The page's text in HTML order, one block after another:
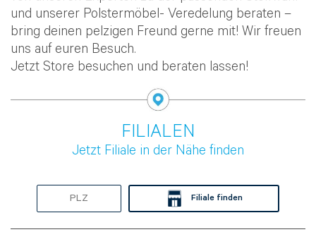
und unserer Polstermöbel- Veredelung beraten –
bring deinen pelzigen Freund gerne mit! Wir freuen
uns auf euren Besuch.
Jetzt Store besuchen und beraten lassen!
FILIALEN
Jetzt Filiale in der Nähe finden
Filiale finden